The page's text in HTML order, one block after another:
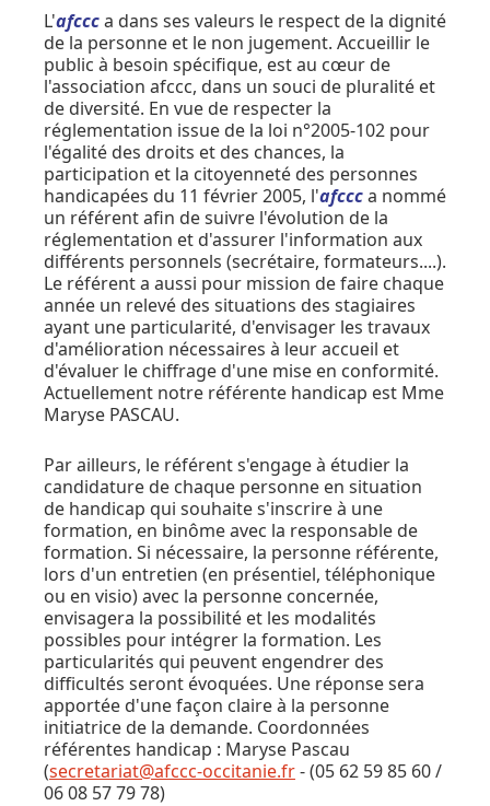
L'afccca dans ses valeurs le respect de la dignité
de la personne et le non jugement. Accueillir le
public à besoin spécifique, est au cœur de
l'association afccc, dans un souci de pluralité et
de diversité. En vue de respecter la
réglementation issue de la loi n°2005-102 pour
l'égalité des droits et des chances, la
participation et la citoyenneté des personnes
handicapées du 11 février 2005, l'afccca nommé
un référent afin de suivre l'évolution de la
réglementation et d'assurer l'information aux
différents personnels (secrétaire, formateurs....).
Le référent a aussi pour mission de faire chaque
année un relevé des situations des stagiaires
ayant une particularité, d'envisager les travaux
d'amélioration nécessaires à leur accueil et
d'évaluer le chiffrage d'une mise en conformité.
Actuellement notre référente handicap est Mme
Maryse PASCAU.
Par ailleurs, le référent s'engage à étudier la
candidature de chaque personne en situation
de handicap qui souhaite s'inscrire à une
formation, en binôme avec la responsable de
formation. Si nécessaire, la personne référente,
lors d'un entretien (en présentiel, téléphonique
ou en visio) avec la personne concernée,
envisagera la possibilité et les modalités
possibles pour intégrer la formation. Les
particularités qui peuvent engendrer des
difficultés seront évoquées. Une réponse sera
apportée d'une façon claire à la personne
initiatrice de la demande. Coordonnées
référentes handicap : Maryse Pascau
(secretariat@afccc-occitanie.fr- (05 62 59 85 60 /
06 08 57 79 78)